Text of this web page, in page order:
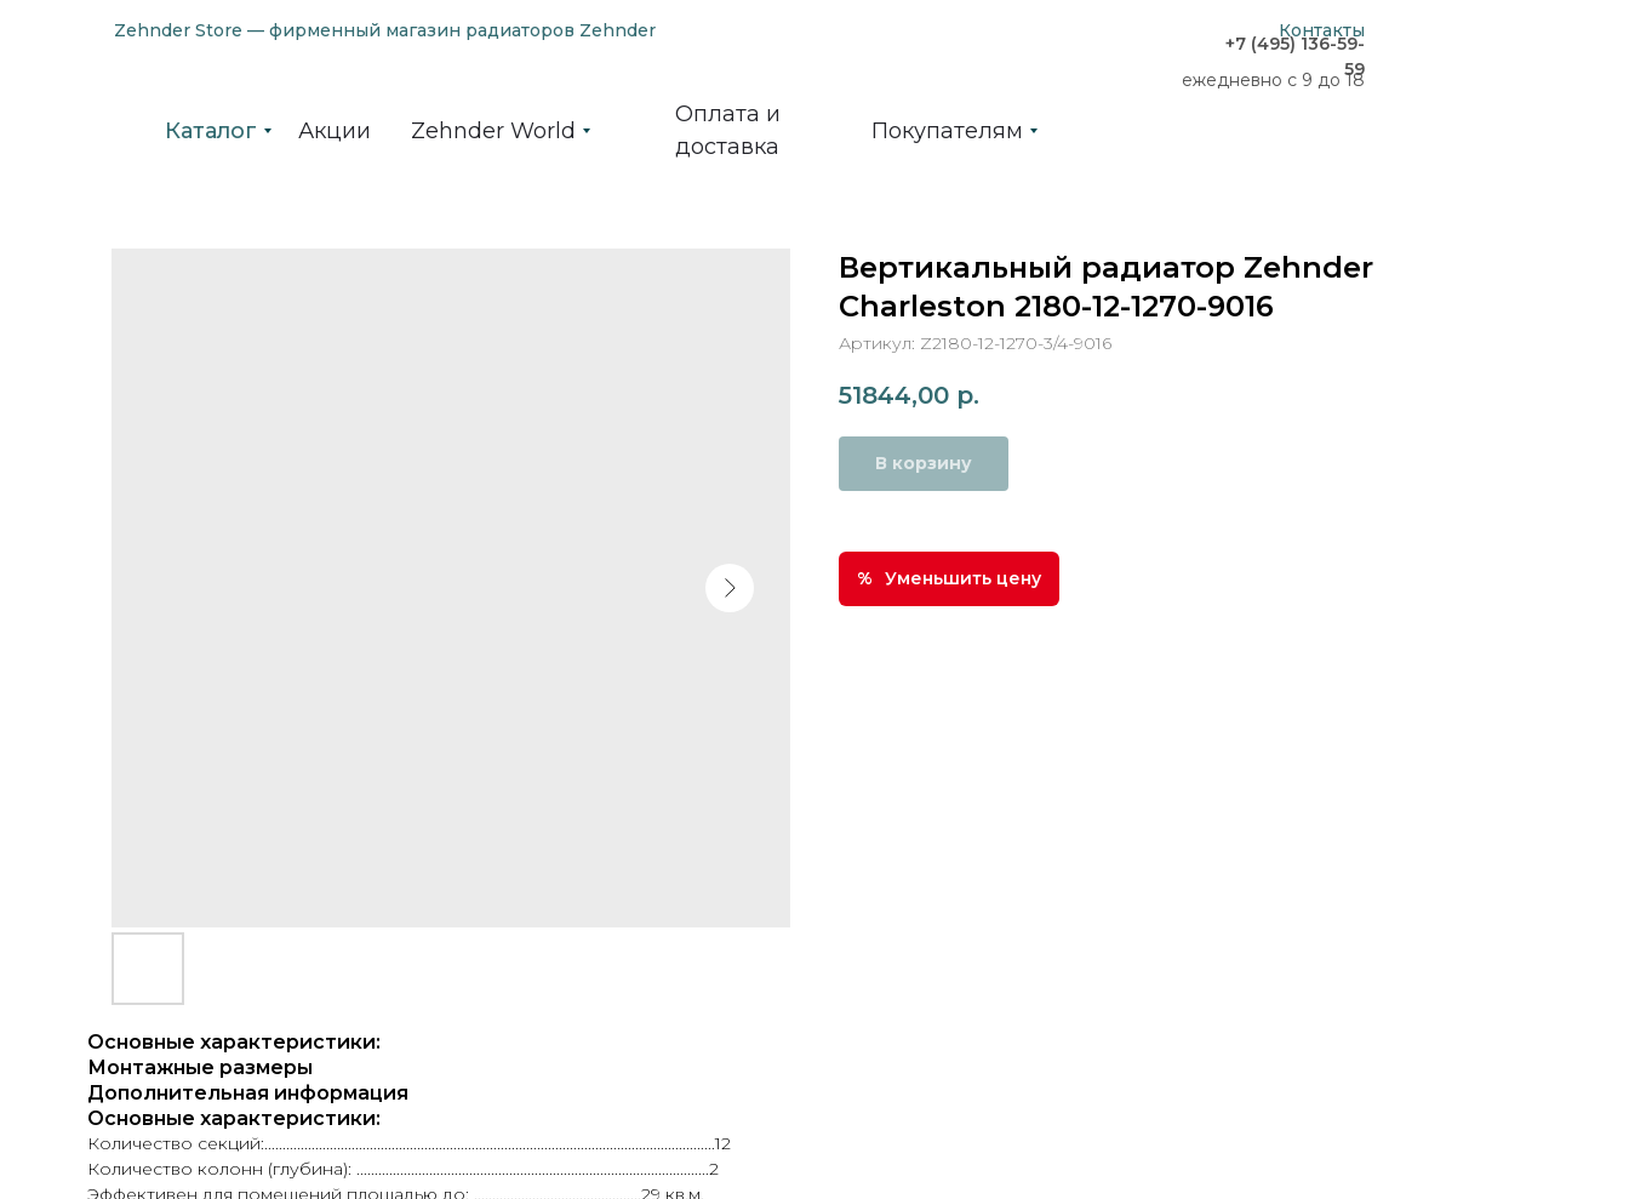
Zehnder Store — фирменный магазин радиаторов Zehnder
Zehnder World
ежедневно с 9 до 18
Акции Покупателям
Оплата и
доставка
Каталог
+7 (495) 136-59-
59
Контакты
Вертикальный радиатор Zehnder
Charleston 2180-12-1270-9016
Артикул: Z2180-12-1270-3/4-9016
51844,00 р.
В корзину
Уменьшить цену
Основные характеристики:
Монтажные размеры
Дополнительная информация
Основные характеристики:
Количество секций:............................................................................................................................12
Количество колонн (глубина): .................................................................................................2
Эффективен для помещений площадью до: ..............................................29 кв.м.